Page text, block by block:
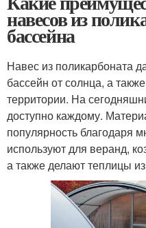
навесов из
бассейна
Навес из поликарбоната
бассейн от солнца, а
территории. На
доступно каждому.
популярность благодаря
используют для веранд,
а также делают теплицы